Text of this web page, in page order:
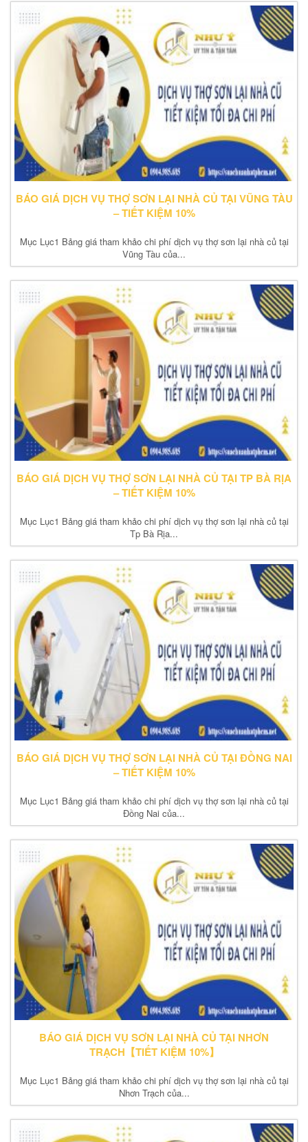
BÁO GIÁ DỊCH VỤ THỢ SƠN LẠI NHÀ CỦ TẠI VŨNG TÀU
– TIẾT KIỆM 10%
Mục Lục1 Bảng giá tham khảo chi phí dịch vụ thợ sơn lại nhà củ tại
Vũng Tàu của...
BÁO GIÁ DỊCH VỤ THỢ SƠN LẠI NHÀ CỦ TẠI TP BÀ RỊA
– TIẾT KIỆM 10%
Mục Lục1 Bảng giá tham khảo chi phí dịch vụ thợ sơn lại nhà củ tại
Tp Bà Rịa...
BÁO GIÁ DỊCH VỤ THỢ SƠN LẠI NHÀ CỦ TẠI ĐỒNG NAI
– TIẾT KIỆM 10%
Mục Lục1 Bảng giá tham khảo chi phí dịch vụ thợ sơn lại nhà củ tại
Đồng Nai của...
BÁO GIÁ DỊCH VỤ SƠN LẠI NHÀ CỦ TẠI NHƠN
TRẠCH【TIẾT KIỆM 10%】
Mục Lục1 Bảng giá tham khảo chi phí dịch vụ thợ sơn lại nhà củ tại
Nhơn Trạch của...